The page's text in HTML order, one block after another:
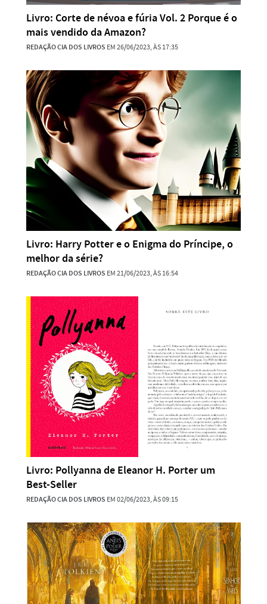
Livro: Corte de névoa e fúria Vol. 2 Porque é o
mais vendido da Amazon?
REDAÇÃO CIA DOS LIVROS EM 26/06/2023, ÀS 17:35
Livro: Harry Potter e o Enigma do Príncipe, o
melhor da série?
REDAÇÃO CIA DOS LIVROS EM 21/06/2023, ÀS 16:54
Livro: Pollyanna de Eleanor H. Porter um
Best-Seller
REDAÇÃO CIA DOS LIVROS EM 02/06/2023, ÀS 09:15